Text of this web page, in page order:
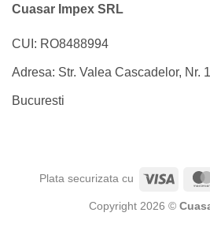
Cuasar Impex SRL
CUI: RO8488994
Adresa: Str. Valea Cascadelor, Nr.
Bucuresti
Plata securizata cu Visa
Copyright 2026 ©